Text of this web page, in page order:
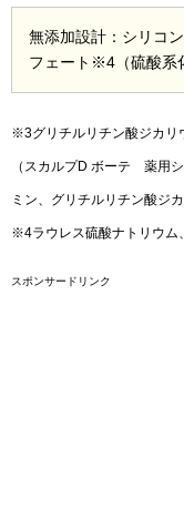
無添加設計：シリコ
フェート※4（硫酸系
※3グリチルリチン酸ジカリ
（スカルプD ボーテ 薬用
ミン、グリチルリチン酸ジカ
※4ラウレス硫酸ナトリウム
スポンサードリンク